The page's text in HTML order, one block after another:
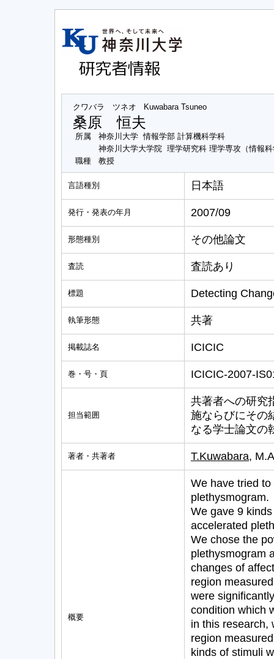
クワバラ ツネオ Kuwabara Tsuneo
桑原 恒夫
所属
神奈川大学 情報学部 計算機科学科
神奈川大学大学院 理学研究科 理学専攻（情報
職種
教授
言語種別 日本語
発行・発表の年月 2007/09
形態種別 その他論文
査読 査読あり
標題 Detecting
執筆形態 共著
掲載誌名 ICICIC
巻・号・頁 ICICIC-2007-
担当範囲
共著者への研究
施ならびにその
なる学士論文の
著者・共著者 T.Kuwabara,
概要
We have tried
plethysmogram.
We gave 9
accelerated
We chose the
plethysmogram
changes of
region
were
condition which
in this research,
region
kinds of stimuli